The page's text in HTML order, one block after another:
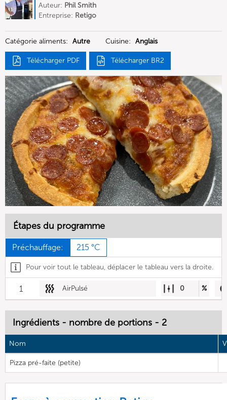
Auteur: Phil Smith
Entreprise: Retigo
Catégorie aliments: Autre Cuisine: Anglais
Télécharger PDF Télécharger BR2
Étapes du programme
Préchauffage: 215 °C
Pour voir tout le tableau, déplacer le tableau vers la droite.
1 AirPulsé 0 %
Ingrédients - nombre de portions - 2
Nom
Pizza pré-faite (petite)